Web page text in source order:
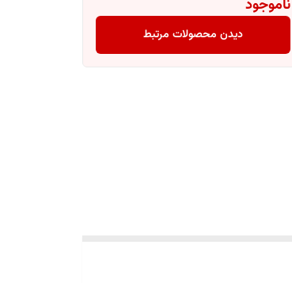
ناموجود
دیدن محصولات مرتبط